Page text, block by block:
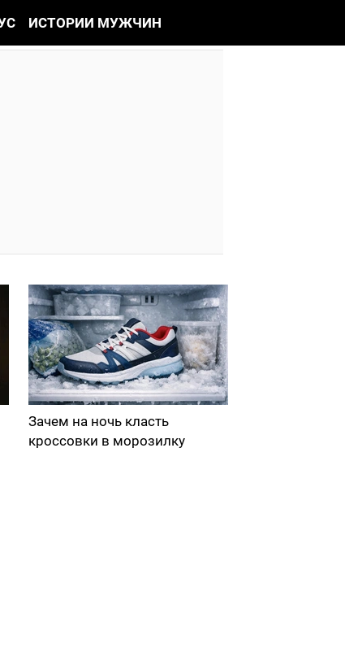
ИСТОРИИ МУЖЧИН
Зачем на ночь класть
кроссовки в морозилку